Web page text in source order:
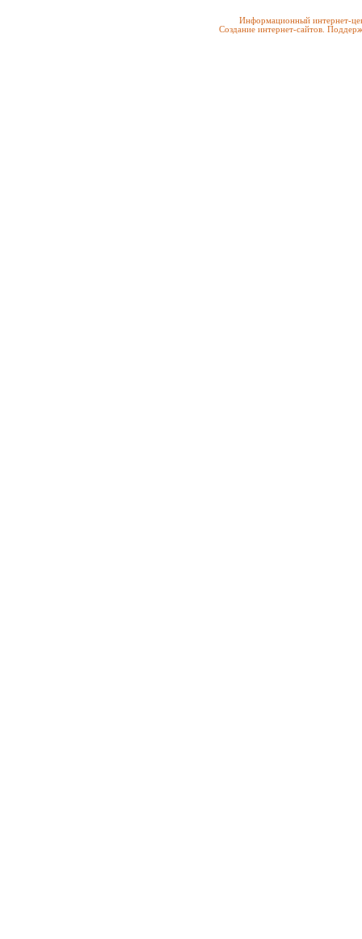
Информационный интернет-
Создание интернет-сайтов.